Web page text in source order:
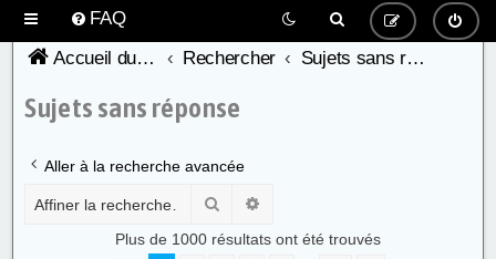
FAQ
Accueil du forum de l'AFC
Rechercher Sujets sans réponse
Sujets sans réponse
Aller à la recherche avancée
Rechercher
Plus de 1000 résultats ont été trouvés